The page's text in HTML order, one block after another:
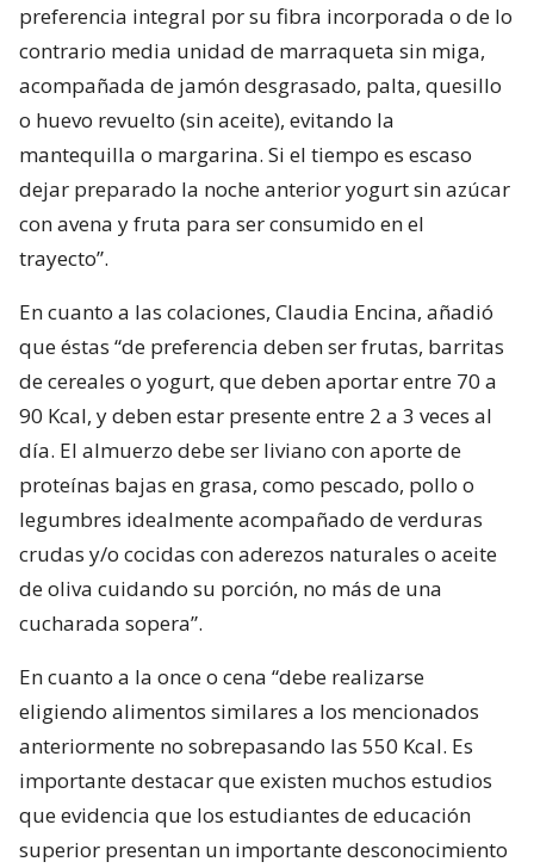
preferencia integral por su fibra incorporada o de lo
contrario media unidad de marraqueta sin miga,
acompañada de jamón desgrasado, palta, quesillo
o huevo revuelto (sin aceite), evitando la
mantequilla o margarina. Si el tiempo es escaso
dejar preparado la noche anterior yogurt sin azúcar
con avena y fruta para ser consumido en el
trayecto”.
En cuanto a las colaciones, Claudia Encina, añadió
que éstas “de preferencia deben ser frutas, barritas
de cereales o yogurt, que deben aportar entre 70 a
90 Kcal, y deben estar presente entre 2 a 3 veces al
día. El almuerzo debe ser liviano con aporte de
proteínas bajas en grasa, como pescado, pollo o
legumbres idealmente acompañado de verduras
crudas y/o cocidas con aderezos naturales o aceite
de oliva cuidando su porción, no más de una
cucharada sopera”.
En cuanto a la once o cena “debe realizarse
eligiendo alimentos similares a los mencionados
anteriormente no sobrepasando las 550 Kcal. Es
importante destacar que existen muchos estudios
que evidencia que los estudiantes de educación
superior presentan un importante desconocimiento